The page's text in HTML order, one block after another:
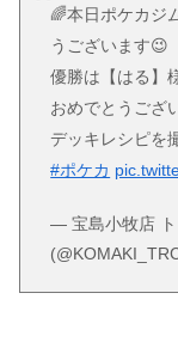
🌈本日ポケカジ
うございます😉
優勝は【はる】
おめでとうござ
デッキレシピを
#ポケカ
— 宝島小牧店 ト